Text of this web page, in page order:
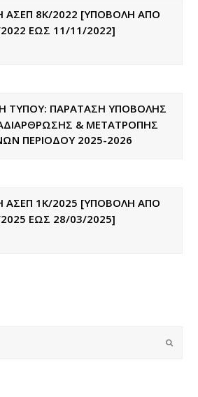
ΑΣΕΠ 8Κ/2022 [ΥΠΟΒΟΛΗ ΑΠΟ
ΕΩΣ 11/11/2022]
ΤΥΠΟΥ: ΠΑΡΑΤΑΣΗ ΥΠΟΒΟΛΗΣ
& ΜΕΤΑΤΡΟΠΗΣ
ΠΕΡΙΟΔΟΥ 2025-2026
ΑΣΕΠ 1Κ/2025 [ΥΠΟΒΟΛΗ ΑΠΟ
ΕΩΣ 28/03/2025]
Submit